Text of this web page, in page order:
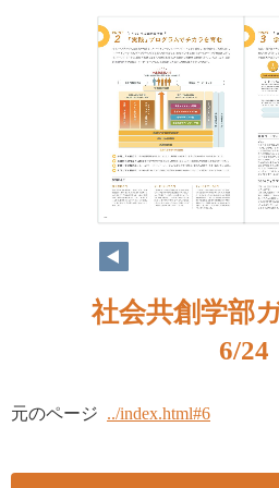
社会共創学部
6/24
元のページ ../index.html#6